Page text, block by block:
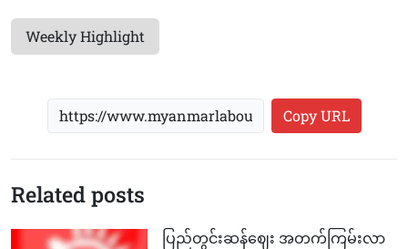
Weekly Highlight
Copy URL
Related posts
ပြည်တွင်းဆန်ဈေး အတက်ကြမ်းလာ